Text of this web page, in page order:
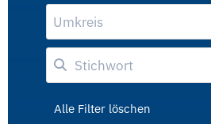
Umkreis
Alle Filter löschen